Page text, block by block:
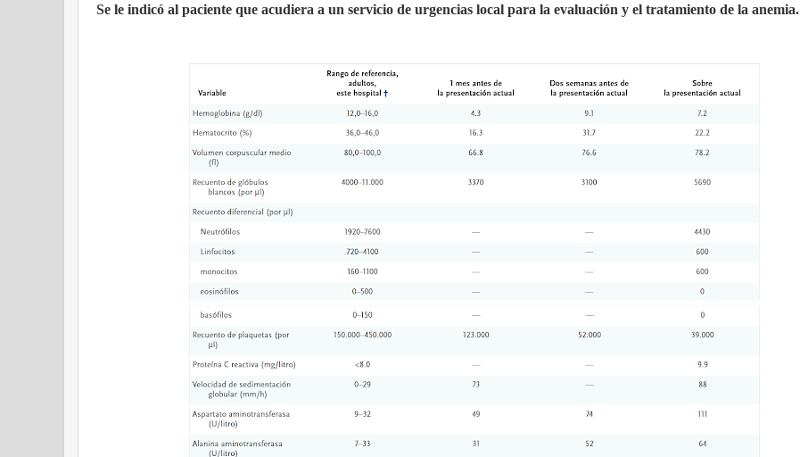
Se le indicó al paciente que acudiera a un servicio de urgencias local para la evaluación y el tratamiento de la anemia.